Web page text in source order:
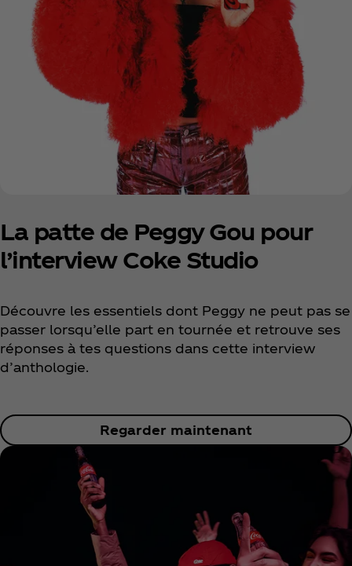
La patte de Peggy Gou pour
l’interview Coke Studio
Découvre les essentiels dont Peggy ne peut pas se
passer lorsqu’elle part en tournée et retrouve ses
réponses à tes questions dans cette interview
d’anthologie.
Regarder maintenant